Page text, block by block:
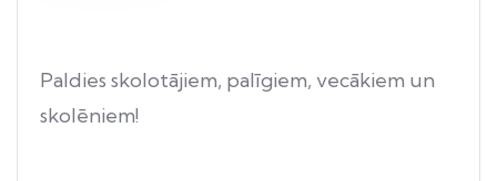
Paldies skolotājiem, palīgiem, vecākiem un
skolēniem!